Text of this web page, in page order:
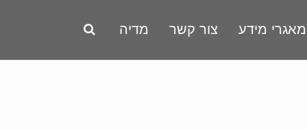
מאגרי מידע צור קשר מדיה